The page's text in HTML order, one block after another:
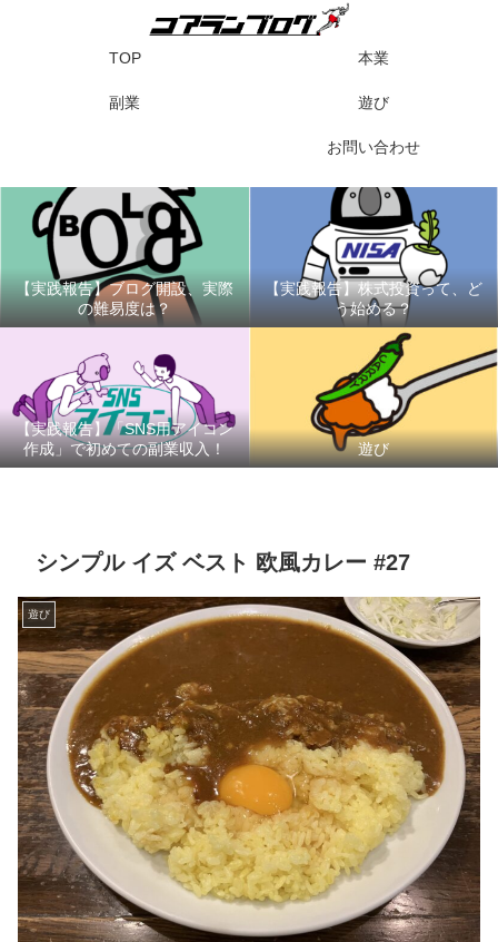
TOP 本業
副業 遊び
お問い合わせ
【実践報告】ブログ開設、実際
の難易度は？
【実践報告】株式投資って、ど
う始める？
【実践報告】「SNS用アイコン
作成」で初めての副業収入！
遊び
シンプル イズ ベスト 欧風カレー #27
遊び